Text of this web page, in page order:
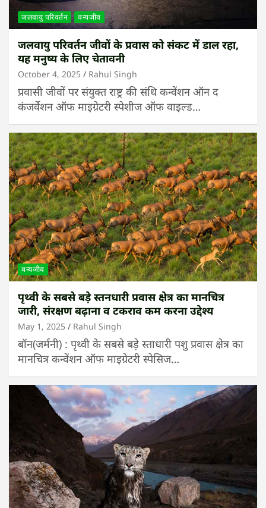
जलवायु परिवर्तन वन्यजीव
जलवायु परिवर्तन जीवों के प्रवास को संकट में डाल रहा,
यह मनुष्य के लिए चेतावनी
October 4, 2025 Rahul Singh
प्रवासी जीवों पर संयुक्त राष्ट्र की संधि कन्वेंशन ऑन द
कंजर्वेशन ऑफ माइग्रेटरी स्पेशीज ऑफ वाइल्ड…
वन्यजीव
पृथ्वी के सबसे बड़े स्तनधारी प्रवास क्षेत्र का मानचित्र
जारी, संरक्षण बढ़ाना व टकराव कम करना उद्देश्य
May 1, 2025 Rahul Singh
बॉन(जर्मनी) : पृथ्वी के सबसे बड़े स्ताधारी पशु प्रवास क्षेत्र का
मानचित्र कन्वेंशन ऑफ माइग्रेटरी स्पेसिज…